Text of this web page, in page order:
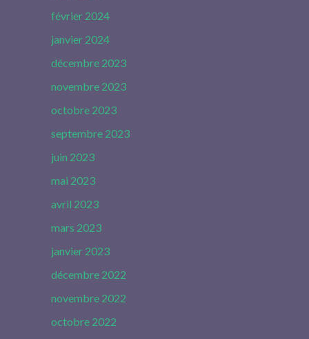
février 2024
janvier 2024
décembre 2023
novembre 2023
octobre 2023
septembre 2023
juin 2023
mai 2023
avril 2023
mars 2023
janvier 2023
décembre 2022
novembre 2022
octobre 2022